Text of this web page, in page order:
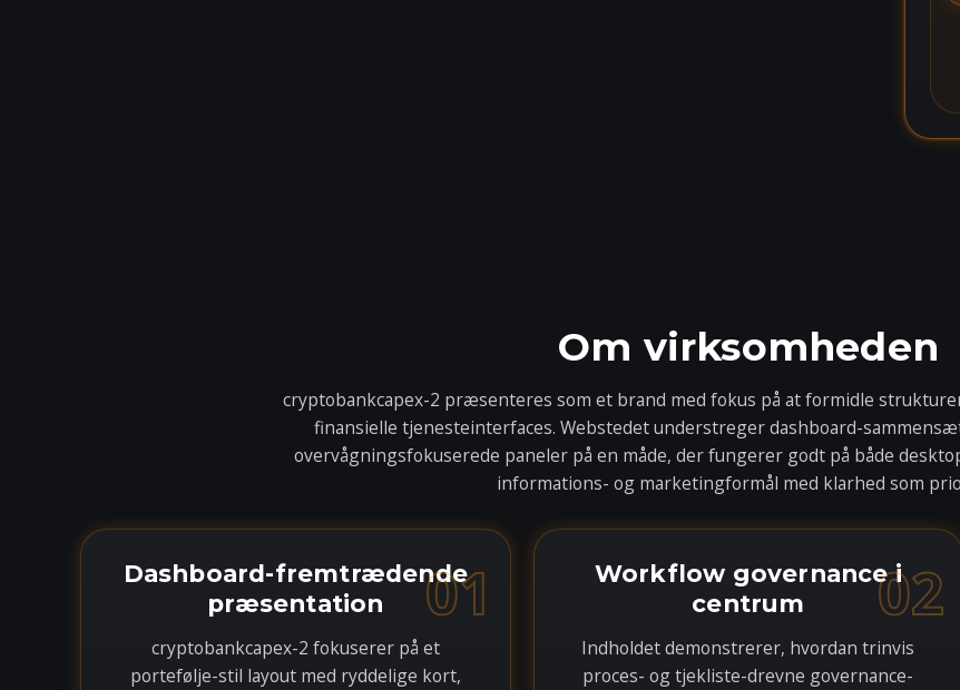
Om virksomheden
cryptobankcapex-2 præsenteres som et brand med fokus på at formidle
finansielle tjenesteinterfaces. Webstedet understreger dashboard-
overvågningsfokuserede paneler på en måde, der fungerer godt på både
informations- og marketingformål med klarhed som
01
Dashboard-fremtrædende
præsentation
cryptobankcapex-2 fokuserer på et
portefølje-stil layout med ryddelige kort,
02
Workflow governance i
centrum
Indholdet demonstrerer, hvordan trinvis
proces- og tjekliste-drevne governance-